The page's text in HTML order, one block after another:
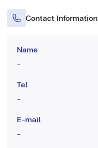
Contact Information
Name
-
Tel
-
E-mail
-